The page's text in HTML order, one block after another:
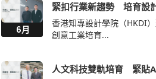
6月
緊扣行業新趨勢 培育設
香港知專設計學院（HKDI
創意工業培育...
人文科技雙軌培育 緊貼